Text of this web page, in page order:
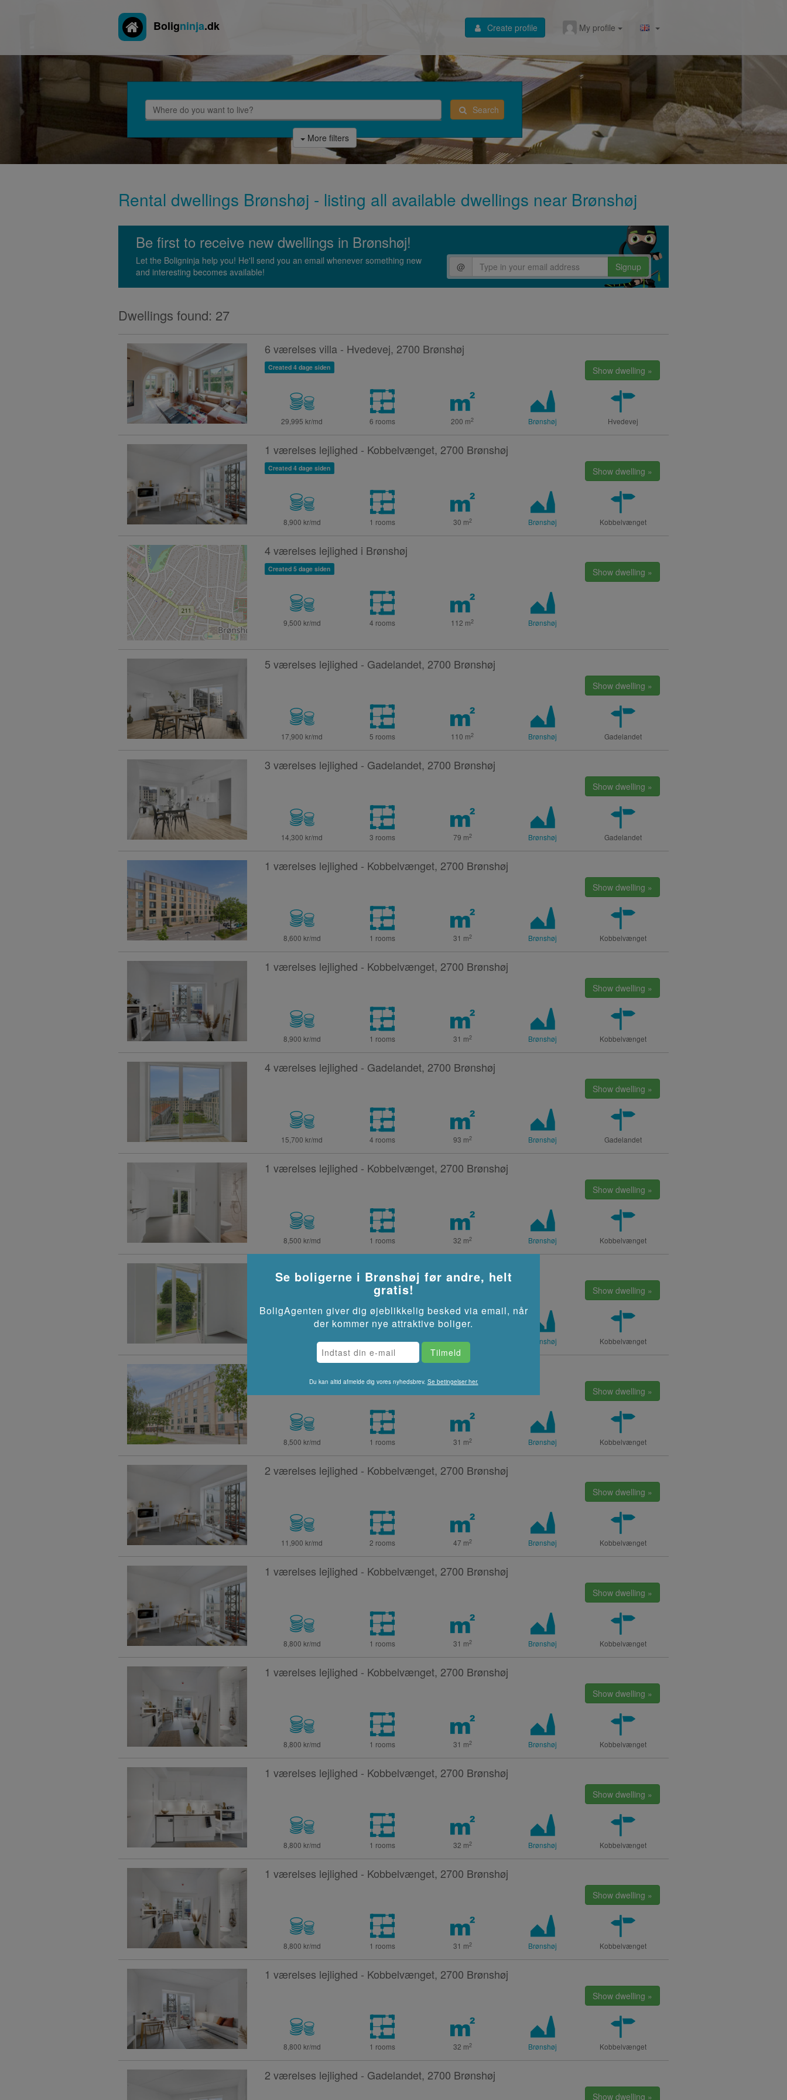
Boligninja.dk Create profile My profile
Search
More filters
Rental dwellings Brønshøj - listing all available dwellings near Brønshøj
Be first to receive new dwellings in Brønshøj!
Let the Boligninja help you! He'll send you an email whenever something new
and interesting becomes available!
@ Signup
Dwellings found: 27
6 værelses villa - Hvedevej, 2700 Brønshøj
Show dwelling »
Created 4 dage siden
29,995 kr/md 6 rooms 200 m2 Brønshøj Hvedevej
1 værelses lejlighed - Kobbelvænget, 2700 Brønshøj
Show dwelling »
Created 4 dage siden
8,900 kr/md 1 rooms 30 m2 Brønshøj Kobbelvænget
4 værelses lejlighed i Brønshøj
Show dwelling »
Created 5 dage siden
9,500 kr/md 4 rooms 112 m2 Brønshøj
5 værelses lejlighed - Gadelandet, 2700 Brønshøj
Show dwelling »
17,900 kr/md 5 rooms 110 m2 Brønshøj Gadelandet
3 værelses lejlighed - Gadelandet, 2700 Brønshøj
Show dwelling »
14,300 kr/md 3 rooms 79 m2 Brønshøj Gadelandet
1 værelses lejlighed - Kobbelvænget, 2700 Brønshøj
Show dwelling »
8,600 kr/md 1 rooms 31 m2 Brønshøj Kobbelvænget
1 værelses lejlighed - Kobbelvænget, 2700 Brønshøj
Show dwelling »
8,900 kr/md 1 rooms 31 m2 Brønshøj Kobbelvænget
4 værelses lejlighed - Gadelandet, 2700 Brønshøj
Show dwelling »
15,700 kr/md 4 rooms 93 m2 Brønshøj Gadelandet
1 værelses lejlighed - Kobbelvænget, 2700 Brønshøj
Show dwelling »
8,500 kr/md 1 rooms 32 m2 Brønshøj Kobbelvænget
Show dwelling »
8,500 kr/md 1 rooms 31m Brønshøj Kobbelvænget
Show dwelling »
8,500 kr/md 1 rooms 31 m2 Brønshøj Kobbelvænget
2 værelses lejlighed - Kobbelvænget, 2700 Brønshøj
Show dwelling »
11,900 kr/md 2 rooms 47 m2 Brønshøj Kobbelvænget
1 værelses lejlighed - Kobbelvænget, 2700 Brønshøj
Show dwelling »
8,800 kr/md 1 rooms 31 m2 Brønshøj Kobbelvænget
1 værelses lejlighed - Kobbelvænget, 2700 Brønshøj
Show dwelling »
8,800 kr/md 1 rooms 31 m2 Brønshøj Kobbelvænget
1 værelses lejlighed - Kobbelvænget, 2700 Brønshøj
Show dwelling »
8,800 kr/md 1 rooms 32 m2 Brønshøj Kobbelvænget
1 værelses lejlighed - Kobbelvænget, 2700 Brønshøj
Show dwelling »
8,800 kr/md 1 rooms 31 m2 Brønshøj Kobbelvænget
1 værelses lejlighed - Kobbelvænget, 2700 Brønshøj
Show dwelling »
8,800 kr/md 1 rooms 32 m2 Brønshøj Kobbelvænget
2 værelses lejlighed - Gadelandet, 2700 Brønshøj
Show dwelling »
Se boligerne i Brønshøj før andre, helt
gratis!
BoligAgenten giver dig øjeblikkelig besked via email, når
der kommer nye attraktive boliger.
Du kan altid afmelde dig vores nyhedsbrev. Se betingelser her.